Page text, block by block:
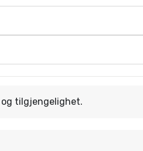
og tilgjengelighet.